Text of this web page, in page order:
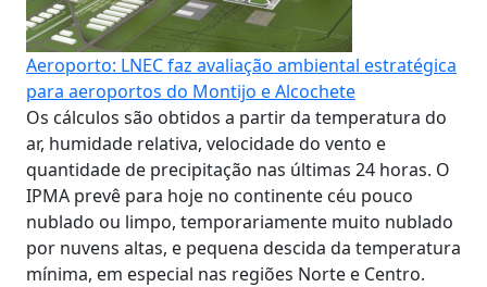
Aeroporto: LNEC faz avaliação ambiental estratégica
para aeroportos do Montijo e Alcochete
Os cálculos são obtidos a partir da temperatura do
ar, humidade relativa, velocidade do vento e
quantidade de precipitação nas últimas 24 horas. O
IPMA prevê para hoje no continente céu pouco
nublado ou limpo, temporariamente muito nublado
por nuvens altas, e pequena descida da temperatura
mínima, em especial nas regiões Norte e Centro.